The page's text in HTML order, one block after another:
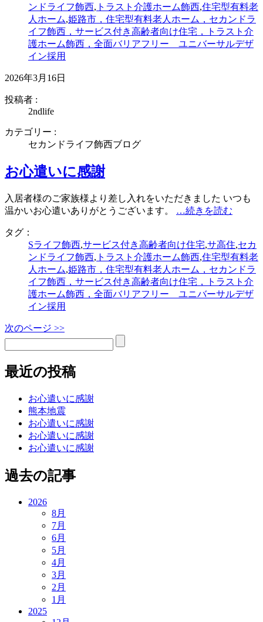
ンドライフ飾西, トラスト介護ホーム飾西,住宅型有料老
人ホーム,姫路市，住宅型有料老人ホーム，セカンドラ
イフ飾西，サービス付き高齢者向け住宅，トラスト介
護ホーム飾西，全面バリアフリー ユニバーサルデザ
イン採用
2026年3月16日
投稿者 :
2ndlife
カテゴリー :
セカンドライフ飾西ブログ
お心遣いに感謝
入居者様のご家族様より差し入れをいただきました いつも
温かいお心遣いありがとうございます。 …続きを読む
タグ：
Sライフ飾西,サービス付き高齢者向け住宅,サ高住,セカ
ンドライフ飾西, トラスト介護ホーム飾西,住宅型有料老
人ホーム,姫路市，住宅型有料老人ホーム，セカンドラ
イフ飾西，サービス付き高齢者向け住宅，トラスト介
護ホーム飾西，全面バリアフリー ユニバーサルデザ
イン採用
次のページ >>
最近の投稿
お心遣いに感謝
熊本地震
お心遣いに感謝
お心遣いに感謝
お心遣いに感謝
過去の記事
2026
8月
7月
6月
5月
4月
3月
2月
1月
2025